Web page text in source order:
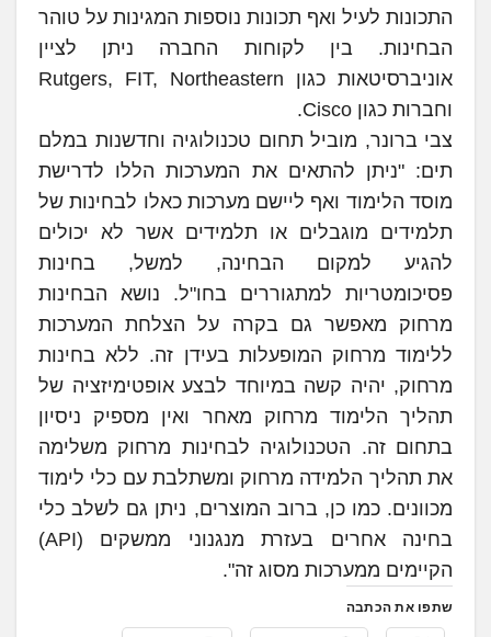
התכונות לעיל ואף תכונות נוספות המגינות על טוהר
הבחינות. בין לקוחות החברה ניתן לציין
אוניברסיטאות כגון Rutgers, FIT, Northeastern
וחברות כגון Cisco.
צבי ברונר, מוביל תחום טכנולוגיה וחדשנות במלם
תים: "ניתן להתאים את המערכות הללו לדרישת
מוסד הלימוד ואף ליישם מערכות כאלו לבחינות של
תלמידים מוגבלים או תלמידים אשר לא יכולים
להגיע למקום הבחינה, למשל, בחינות
פסיכומטריות למתגוררים בחו"ל. נושא הבחינות
מרחוק מאפשר גם בקרה על הצלחת המערכות
ללימוד מרחוק המופעלות בעידן זה. ללא בחינות
מרחוק, יהיה קשה במיוחד לבצע אופטימיזציה של
תהליך הלימוד מרחוק מאחר ואין מספיק ניסיון
בתחום זה. הטכנולוגיה לבחינות מרחוק משלימה
את תהליך הלמידה מרחוק ומשתלבת עם כלי לימוד
מכוונים. כמו כן, ברוב המוצרים, ניתן גם לשלב כלי
בחינה אחרים בעזרת מנגנוני ממשקים (API)
הקיימים ממערכות מסוג זה".
שתפו את הכתבה